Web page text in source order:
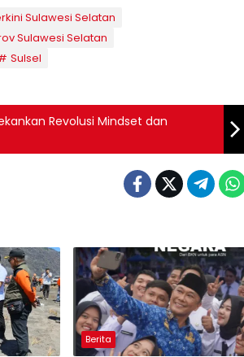
Sulawesi Selatan
Sulawesi Selatan
Sulsel
Revolusi Mindset dan
Berita